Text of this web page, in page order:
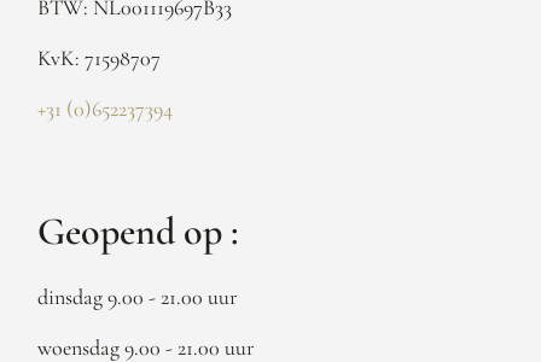
BTW: NL001119697B33
KvK: 71598707
+31 (0)652237394
Geopend op :
dinsdag 9.00 - 21.00 uur
woensdag 9.00 - 21.00 uur